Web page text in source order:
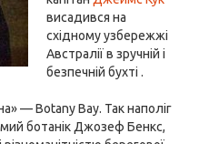
висадився на
східному узбережжі
Австралії в зручній і
безпечній бухті .
— Botany Bay. Так наполіг
ботанік Джозеф Бенкс,